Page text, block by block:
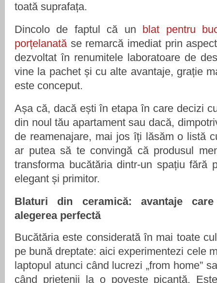
toată suprafața.
Dincolo de faptul că un blat pentru
porțelanatăse remarcă imediat prin
dezvoltat în renumitele laboratoare de
vine la pachet și cu alte avantaje, grație
este conceput.
Așa că, dacă ești în etapa în care decizi
din noul tău apartament sau dacă,
de reamenajare, mai jos îți lăsăm o listă
ar putea să te convingă că produsul
transforma bucătăria dintr-un spațiu fără
elegant și primitor.
Blaturi din ceramică: avantaje
alegerea perfectă
Bucătăria este considerată în mai toate
pe bună dreptate: aici experimentezi cele
laptopul atunci când lucrezi „from home”
când prietenii la o poveste picantă.